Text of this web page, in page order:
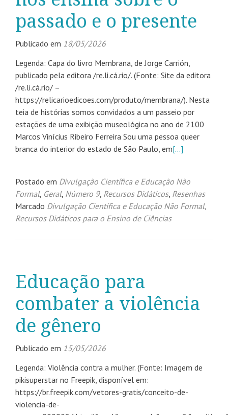
passado e o presente
Publicado em 18/05/2026
Legenda: Capa do livro Membrana, de Jorge Carrión,
publicado pela editora /re.li.cá.rio/. (Fonte: Site da editora
/re.li.cá.rio/ –
https://relicarioedicoes.com/produto/membrana/). Nesta
teia de histórias somos convidados a um passeio por
estações de uma exibição museológica no ano de 2100
Marcos Vinícius Ribeiro Ferreira Sou uma pessoa queer
branca do interior do estado de São Paulo, em[…]
Postado em Divulgação Científica e Educação Não
Formal, Geral, Número 9, Recursos Didáticos, Resenhas
Marcado Divulgação Científica e Educação Não Formal,
Recursos Didáticos para o Ensino de Ciências
Educação para
combater a violência
de gênero
Publicado em 15/05/2026
Legenda: Violência contra a mulher. (Fonte: Imagem de
pikisuperstar no Freepik, disponível em:
https://br.freepik.com/vetores-gratis/conceito-de-
violencia-de-